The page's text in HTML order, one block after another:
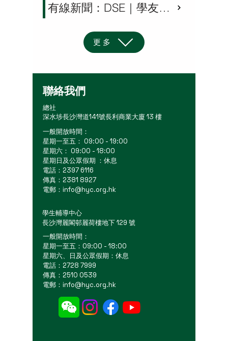
有線新聞：DSE｜學友社料5科22分穩入八大 考生增5%選科宜保守 應屆生盼家長勿過慮：關心則亂
更多
聯絡我們
總社
深水埗長沙灣道141號長利商業大廈 13 樓
一般開放時間：
星期一至五： 09:00 - 19:00
星期六： 09:00 - 18:00
星期日及公眾假期 ：休息
電話：2397 6116
傳真：2381 8927
電郵： info@hyc.org.hk
學生輔導中心
長沙灣麗閣邨麗荷樓地下 129 號
一般開放時間：
星期一至五：09:00 - 18:00
星期六、日及公眾假期：休息
電話：2728 7999
傳真：2510 0539
電郵： info@hyc.org.hk